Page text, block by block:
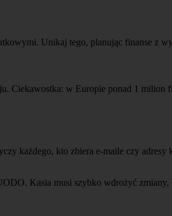
Unikaj tego, planując finanse z
Ciekawostka: w Europie ponad 1 milion
każdego, kto zbiera e-maile czy adresy
Kasia musi szybko wdrożyć